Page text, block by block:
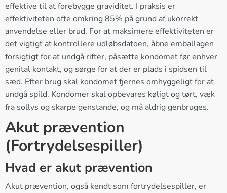
effektive til at forebygge graviditet. I praksis er
effektiviteten ofte omkring 85% på grund af ukorrekt
anvendelse eller brud. For at maksimere effektiviteten er
det vigtigt at kontrollere udløbsdatoen, åbne emballagen
forsigtigt for at undgå rifter, påsætte kondomet før enhver
genital kontakt, og sørge for at der er plads i spidsen til
sæd. Efter brug skal kondomet fjernes omhyggeligt for at
undgå spild. Kondomer skal opbevares køligt og tørt, væk
fra sollys og skarpe genstande, og må aldrig genbruges.
Akut prævention
(Fortrydelsespiller)
Hvad er akut prævention
Akut prævention, også kendt som fortrydelsespiller, er